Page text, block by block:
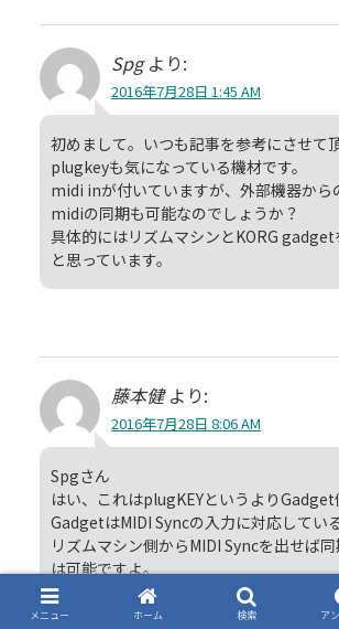
Spg より:
2016年7月28日 1:45 AM
初めまして。いつも記事を参考にさせて
plugkeyも気になっている機材です。
midi inが付いていますが、外部機器から
midiの同期も可能なのでしょうか？
具体的にはリズムマシンとKORG
と思っています。
藤本健 より:
2016年7月28日 8:06 AM
Spgさん
はい、これはplugKEYというよりGadget
GadgetはMIDI Syncの入力に対応してい
リズムマシン側からMIDI Syncを出せば
は可能ですよ。
メニュー ホーム 検索 ア